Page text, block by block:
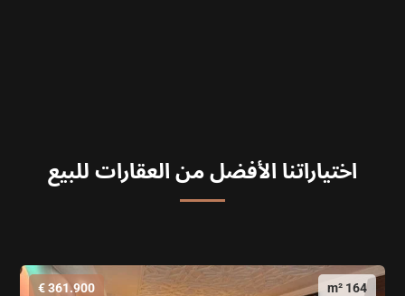
اختياراتنا الأفضل من العقارات للبيع
164 m²
361.900 €